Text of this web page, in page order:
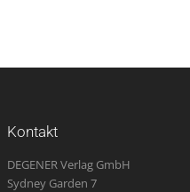
Kontakt
DEGENER Verlag GmbH
Sydney Garden 7